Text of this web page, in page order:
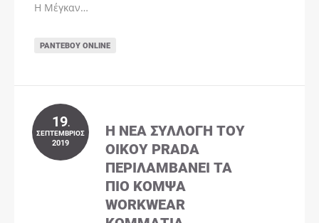
Η Μέγκαν…
ΡΑΝΤΕΒΟΎ ONLINE
19.
ΣΕΠΤΈΜΒΡΙΟΣ
2019
Η ΝΈΑ ΣΥΛΛΟΓΉ ΤΟΥ
ΟΊΚΟΥ PRADA
ΠΕΡΙΛΑΜΒΆΝΕΙ ΤΑ
ΠΙΟ ΚΟΜΨΆ
WORKWEAR